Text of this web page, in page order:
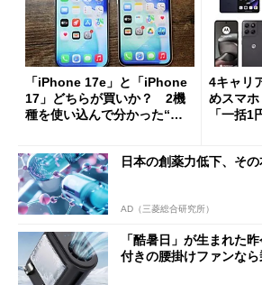
「iPhone 17e」と「iPhone
17」どちらが買いか？ 2機
種を使い込んで分かった“ス
4キャリ
めスマホ
「一括1
日本の創薬力低下、そ
AD（三菱総合研究所）
「酷暑日」が生まれた
付きの腰掛けファンなら